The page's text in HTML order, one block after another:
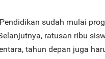
sudah mulai
ratusan ribu
tahun depan juga